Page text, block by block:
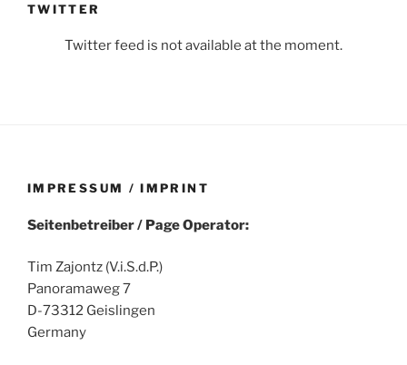
TWITTER
Twitter feed is not available at the moment.
IMPRESSUM / IMPRINT
Seitenbetreiber / Page Operator:
Tim Zajontz (V.i.S.d.P.)
Panoramaweg 7
D-73312 Geislingen
Germany